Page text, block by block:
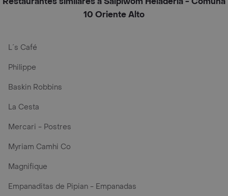
10 Oriente Alto
L´s Café
Philippe
Baskin Robbins
La Cesta
Mercari - Postres
Myriam Camhi Co
Magnifique
Empanaditas de Pipian - Empanadas